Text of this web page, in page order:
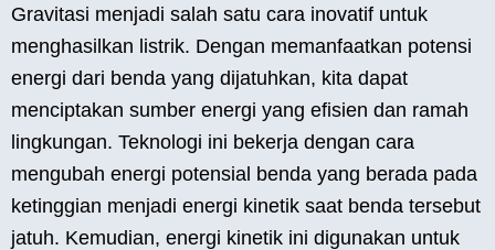
Gravitasi menjadi salah satu cara inovatif untuk
menghasilkan listrik. Dengan memanfaatkan potensi
energi dari benda yang dijatuhkan, kita dapat
menciptakan sumber energi yang efisien dan ramah
lingkungan. Teknologi ini bekerja dengan cara
mengubah energi potensial benda yang berada pada
ketinggian menjadi energi kinetik saat benda tersebut
jatuh. Kemudian, energi kinetik ini digunakan untuk